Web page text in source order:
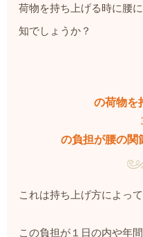
荷物を持ち上げる時に腰
知でしょうか？
の荷物を
の負担が腰の関
これは持ち上げ方によっ
この負担が１日の内や年